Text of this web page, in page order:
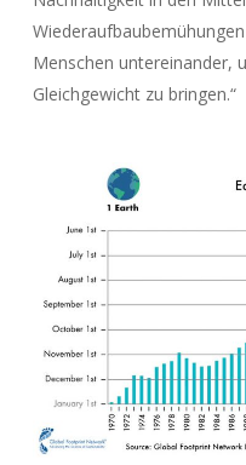
Menschen untereinander,
Gleichgewicht zu bringen.“